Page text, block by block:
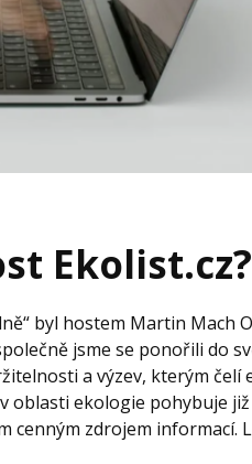
Ekolist.cz?
byl hostem Martin Mach
jsme se ponořili do
a výzev, kterým čelí
oblasti ekologie pohybuje
cenným zdrojem informací.